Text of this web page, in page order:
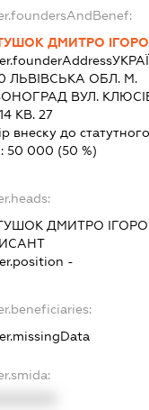
ДМИТРО
ЛЬВIВСЬКА ОБЛ. М.
ВУЛ.
КВ. 27
внеску до
50 000 (50 %)
ДМИТРО
-